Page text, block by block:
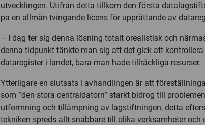
utvecklingen. Utifrån detta tillkom den första
på en allmän tvingande licens för upprättande av
– I dag ter sig denna lösning totalt orealistisk och
denna tidpunkt tänkte man sig att det gick att
dataregister i landet, bara man hade tillräckliga resurser.
Ytterligare en slutsats i avhandlingen är att
som ”den stora centraldatorn” starkt bidrog till
utformning och tillämpning av lagstiftningen, detta
tekniken spreds allt snabbare till olika verksamheter och